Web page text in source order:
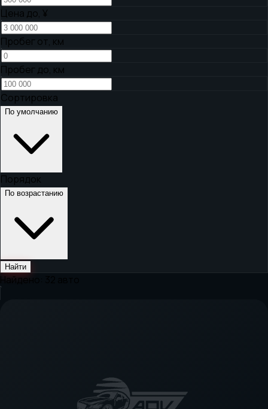
Цена до, ¥
Пробег от, км
Пробег до, км
Сортировка
По умолчанию
Порядок
По возрастанию
Найти
Найдено: